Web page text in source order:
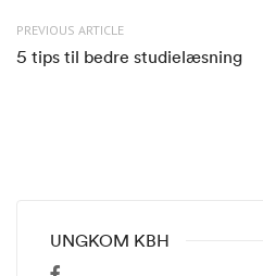
PREVIOUS ARTICLE
5 tips til bedre studielæsning
UNGKOM KBH